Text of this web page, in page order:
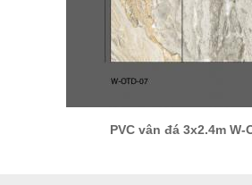
PVC vân đá 3x2.4m W-